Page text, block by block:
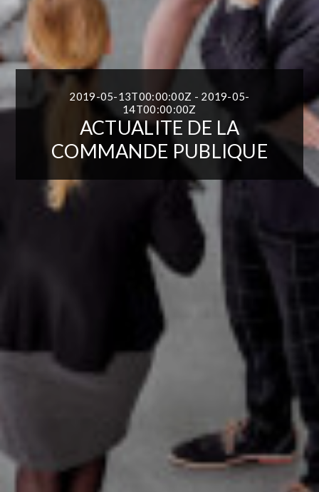
2019-05-13T00:00:00Z - 2019-05-
14T00:00:00Z
ACTUALITE DE LA
COMMANDE PUBLIQUE